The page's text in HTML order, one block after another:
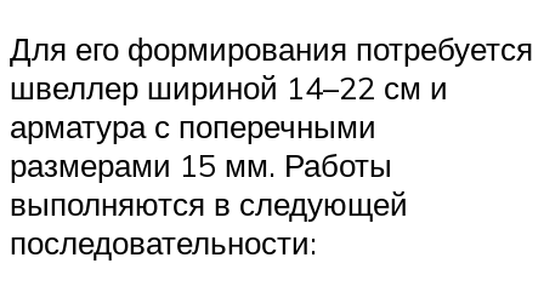
Для его формирования потребуется
швеллер шириной 14–22 см и
арматура с поперечными
размерами 15 мм. Работы
выполняются в следующей
последовательности: